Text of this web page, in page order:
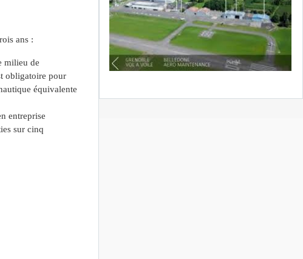
ans :
milieu de
obligatoire pour
équivalente
entreprise
sur cinq